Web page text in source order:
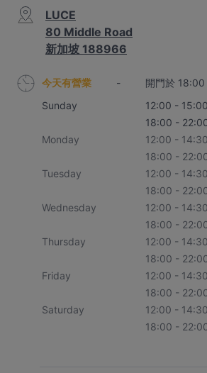
LUCE
80 Middle Road
新加坡 188966
今天有營業 -
開門於 18:00
Sunday
12:00 - 15:00
18:00 -
Monday
12:00 - 14:30
18:00 -
Tuesday
12:00 - 14:30
18:00 -
Wednesday
12:00 - 14:30
18:00 -
Thursday
12:00 - 14:30
18:00 -
Friday
12:00 - 14:30
18:00 -
Saturday
12:00 - 14:30
18:00 -